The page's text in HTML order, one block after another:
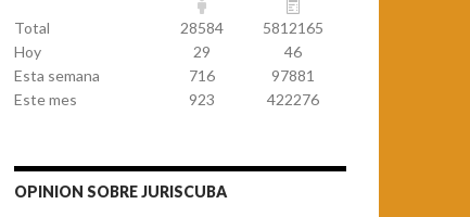
Total 28584
5812165
Hoy
29
46
Esta semana
716
97881
Este mes
923 422276
OPINION SOBRE JURISCUBA